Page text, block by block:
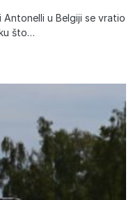
Antonelli u Belgiji se vratio
što…